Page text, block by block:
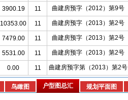
3900.19 11 曲建房预字（2012）第9号
10353.00 11 曲建房预字（2013）第2号
7479.00 11 曲建房预字（2013）第2号
5531.00 11 曲建房预字（2013）第2号
0.00 11 曲建房预字第（2013）第2号